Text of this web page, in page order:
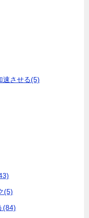
速させる(5)
(5)
(84)